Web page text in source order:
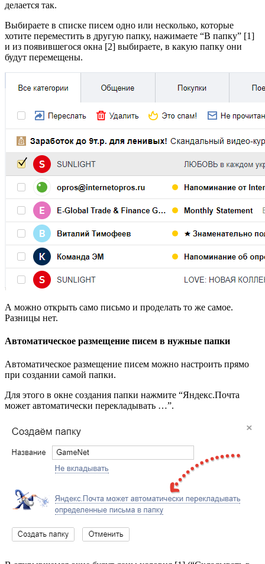
делается так.
Выбираете в списке писем одно или несколько, которые
хотите переместить в другую папку, нажимаете “В папку” [1]
и из появившегося окна [2] выбираете, в какую папку они
будут перемещены.
А можно открыть само письмо и проделать то же самое.
Разницы нет.
Автоматическое размещение писем в нужные папки
Автоматическое размещение писем можно настроить прямо
при создании самой папки.
Для этого в окне создания папки нажмите “Яндекс.Почта
может автоматически перекладывать …”.